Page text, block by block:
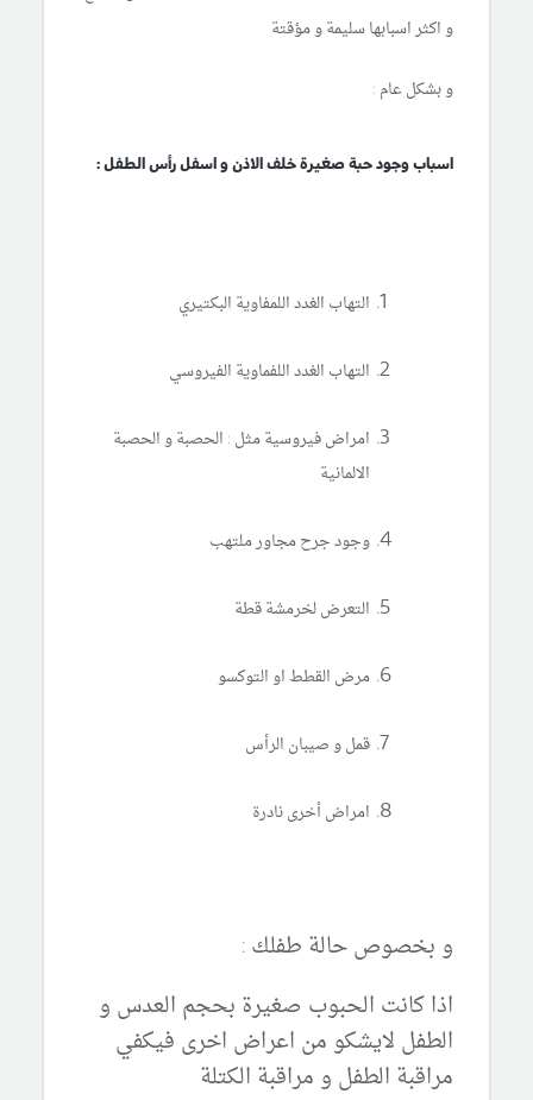
و اكثر اسبابها سليمة و مؤقتة
و بشكل عام :
اسباب وجود حبة صغيرة خلف الاذن و اسفل رأس الطفل :
التهاب الغدد اللمفاوية البكتيري
التهاب الغدد اللفماوية الفيروسي
امراض فيروسية مثل : الحصبة و الحصبة
الالمانية
وجود جرح مجاور ملتهب
التعرض لخرمشة قطة
مرض القطط او التوكسو
قمل و صيبان الرأس
امراض أخرى نادرة
و بخصوص حالة طفلك :
اذا كانت الحبوب صغيرة بحجم العدس و
الطفل لايشكو من اعراض اخرى فيكفي
مراقبة الطفل و مراقبة الكتلة